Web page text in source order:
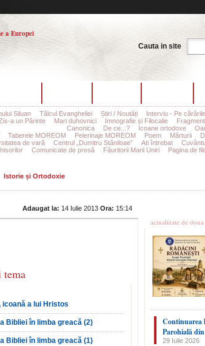
a Europei
Cauta in site
Siluan Tâlcul Evangheliei Știri / Noutăți Interviu - Pe
a un Părinte Mari duhovnici Imnografie și Filocalie
Canonica De ce...? Icoane ortodoxe
Taberele MOREOM Pelerinaje MOREOM Poem Mărturii
de vară Centrul „Dumitru Stăniloae” Ati întrebat
Comunicate de presă Făuritorii Marii Uniri Pagina de
Istorie și Ortodoxie
Adaugat la: 14 Iulie 2013 Ora: 15:14
tema
icoană a lui Hristos
Bibliei în limba greacă (2)
Bibliei în limba greacă (1)
actualizate de
Continuarea
Parohială
29 Iulie 2026